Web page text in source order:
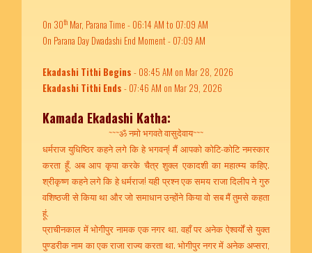
On 30th Mar, Parana Time - 06:14 AM to 07:09 AM
On Parana Day Dwadashi End Moment - 07:09 AM
Ekadashi Tithi Begins - 08:45 AM on Mar 28, 2026
Ekadashi Tithi Ends - 07:46 AM on Mar 29, 2026
Kamada Ekadashi Katha:
~~~ॐ नमो भगवते वासुदेवाय~~~
धर्मराज युधिष्ठिर कहने लगे कि हे भगवन्! मैं आपको कोटि-कोटि नमस्कार
करता हूँ. अब आप कृपा करके चैत्र शुक्ल एकादशी का महात्म्य कहिए.
श्रीकृष्ण कहने लगे कि हे धर्मराज! यही प्रश्न एक समय राजा दिलीप ने गुरु
वशिष्ठजी से किया था और जो समाधान उन्होंने किया वो सब मैं तुमसे कहता
हूं.
प्राचीनकाल में भोगीपुर नामक एक नगर था. वहाँ पर अनेक ऐश्वर्यों से युक्त
पुण्डरीक नाम का एक राजा राज्य करता था. भोगीपुर नगर में अनेक अप्सरा,